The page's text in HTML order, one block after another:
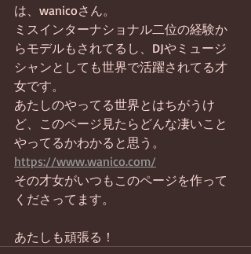
は、wanicoさん。
ミスインターナショナル二位の経験か
らモデルもされてるし、DJやミュージ
シャンとしても世界で活躍されてる才
女です。
あたしのやってる世界とはちがうけ
ど、このページ見たらどんな凄いこと
やってるかわかると思う。
https://www.wanico.com/
その才女がいつもこのページを作って
くださってます。
あたしも頑張る！